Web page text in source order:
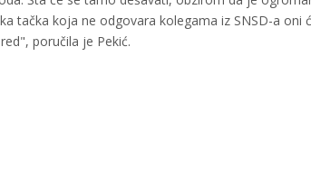
tačka koja ne odgovara kolegama iz SNSD-a oni
poručila je Pekić.